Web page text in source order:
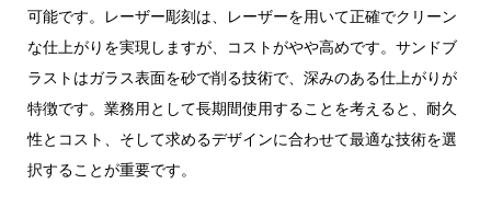
可能です。レーザー彫刻は、レーザーを用いて正確でクリーン
な仕上がりを実現しますが、コストがやや高めです。サンドブ
ラストはガラス表面を砂で削る技術で、深みのある仕上がりが
特徴です。業務用として長期間使用することを考えると、耐久
性とコスト、そして求めるデザインに合わせて最適な技術を選
択することが重要です。